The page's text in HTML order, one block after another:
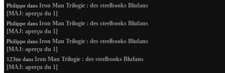
Philippe dans Iron Man Trilogie : des steelbooks Blufans
[MAJ: aperçu du 1]
Philippe dans Iron Man Trilogie : des steelbooks Blufans
[MAJ: aperçu du 1]
Philippe dans Iron Man Trilogie : des steelbooks Blufans
[MAJ: aperçu du 1]
123tie dans Iron Man Trilogie : des steelbooks Blufans
[MAJ: aperçu du 1]